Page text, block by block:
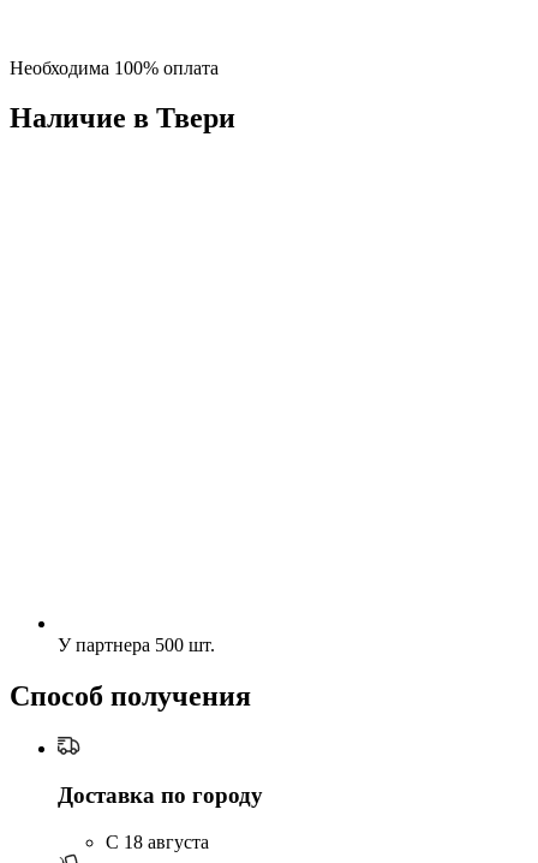
Необходима 100% оплата
Наличие в Твери
У партнера 500 шт.
Способ получения
Доставка по городу
C 18 августа